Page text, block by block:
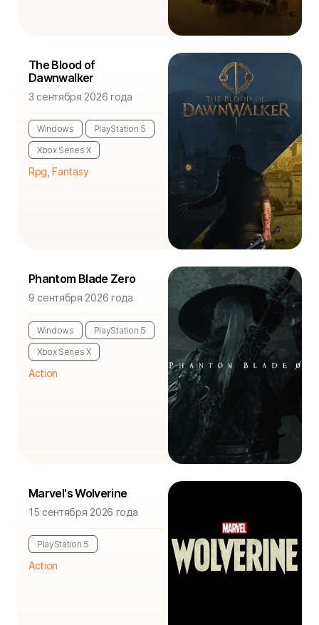
The Blood of
Dawnwalker
3 сентября 2026 года
Windows PlayStation 5
Xbox Series X
Rpg ,Fantasy
Phantom Blade Zero
9 сентября 2026 года
Windows PlayStation 5
Xbox Series X
Action
Marvel's Wolverine
15 сентября 2026 года
PlayStation 5
Action